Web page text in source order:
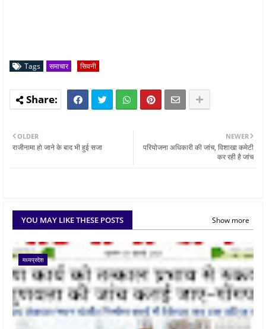
Tags समाचार सिवनी
NEWER
परियोजना अधिकारी की जांच, विशाखा कमेटी
कर रही है जांच
OLDER
राजीनामा हो जाने के बाद भी हुई सजा
YOU MAY LIKE THESE POSTS Show more
मध्यप्रदेश